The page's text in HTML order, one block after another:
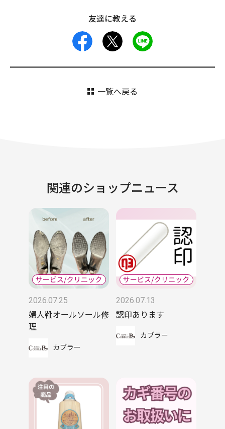
友達に教える
facebook
一覧へ戻る
関連のショップニュース
2026.07.25
婦人靴オールソール修
理
カブラー
2026.07.13
認印あります
カブラー